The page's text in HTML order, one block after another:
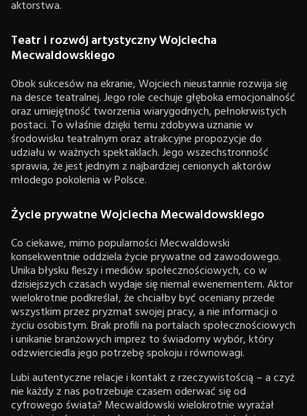
aktorstwa.
Teatr i rozwój artystyczny Wojciecha
Mecwaldowskiego
Obok sukcesów na ekranie, Wojciech nieustannie rozwija się
na desce teatralnej. Jego role cechuje głęboka emocjonalność
oraz umiejętność tworzenia wiarygodnych, pełnokrwistych
postaci. To właśnie dzięki temu zdobywa uznanie w
środowisku teatralnym oraz atrakcyjne propozycje do
udziału w ważnych spektaklach. Jego wszechstronność
sprawia, że jest jednym z najbardziej cenionych aktorów
młodego pokolenia w Polsce.
Życie prywatne Wojciecha Mecwaldowskiego
Co ciekawe, mimo popularności Mecwaldowski
konsekwentnie oddziela życie prywatne od zawodowego.
Unika błysku fleszy i mediów społecznościowych, co w
dzisiejszych czasach wydaje się niemal ewenementem. Aktor
wielokrotnie podkreślał, że chciałby być oceniany przede
wszystkim przez pryzmat swojej pracy, a nie informacji o
życiu osobistym. Brak profili na portalach społecznościowych
i unikanie branżowych imprez to świadomy wybór, który
odzwierciedla jego potrzebę spokoju i równowagi.
Lubi autentyczne relacje i kontakt z rzeczywistością – a czyż
nie każdy z nas potrzebuje czasem oderwać się od
cyfrowego świata? Mecwaldowski wielokrotnie wyrażał